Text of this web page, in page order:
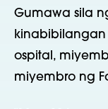
Gumawa sila
ospital,
miyembro ng